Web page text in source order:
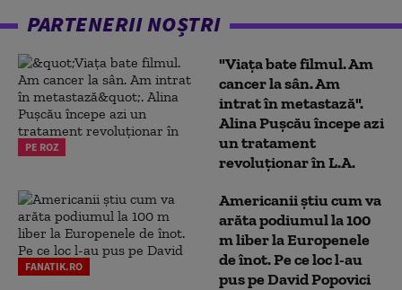
PARTENERII NOȘTRI
PE ROZ
"Viața bate filmul. Am
cancer la sân. Am
intrat în metastază".
Alina Pușcău începe azi
un tratament
revoluționar în L.A.
FANATIK.RO
Americanii știu cum va
arăta podiumul la 100
m liber la Europenele
de înot. Pe ce loc l-au
pus pe David Popovici